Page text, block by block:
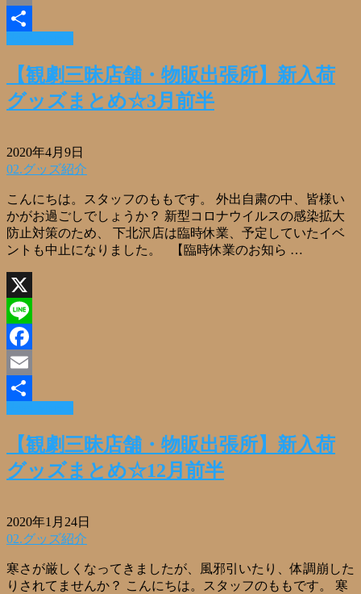
Email
共
【観劇三昧店舗・物販出張所】新入荷
グッズまとめ☆3月前半
2020年4月9日
02.グッズ紹介
こんにちは。スタッフのももです。 外出自粛の中、皆様い
かがお過ごしでしょうか？ 新型コロナウイルスの感染拡大
防止対策のため、 下北沢店は臨時休業、予定していたイベ
ントも中止になりました。 【臨時休業のお知ら …
X
Line
Facebook
Email
共
【観劇三昧店舗・物販出張所】新入荷
グッズまとめ☆12月前半
2020年1月24日
02.グッズ紹介
寒さが厳しくなってきましたが、風邪引いたり、体調崩した
りされてませんか？ こんにちは。スタッフのももです。 寒